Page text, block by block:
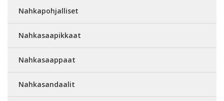
Nahkapohjalliset
Nahkasaapikkaat
Nahkasaappaat
Nahkasandaalit